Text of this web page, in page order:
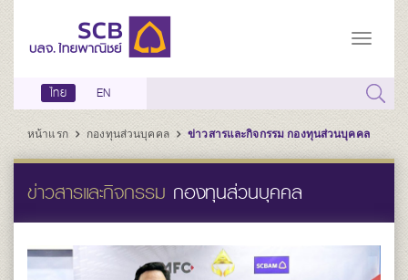
ไทย EN
หน้าแรก กองทุนส่วนบุคคล ข่าวสารและกิจกรรม กองทุนส่วนบุคคล
ข่าวสารและกิจกรรม กองทุนส่วนบุคคล